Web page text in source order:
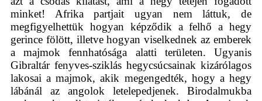
minket! Afrika partjait ugyan nem láttuk, de
megfigyelhettük hogyan képződik a felhő a hegy
gerince fölött, illetve hogyan viselkednek az emberek
a majmok fennhatósága alatti területen. Ugyanis
Gibraltár fenyves-sziklás hegycsúcsainak kizárólagos
lakosai a majmok, akik megengedték, hogy a hegy
lábánál az angolok letelepedjenek. Birodalmukba